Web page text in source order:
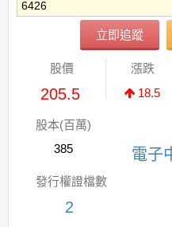
立即追蹤
股價
205.5
漲跌
18.5
股本(百萬)
385
電子
發行權證檔數
2